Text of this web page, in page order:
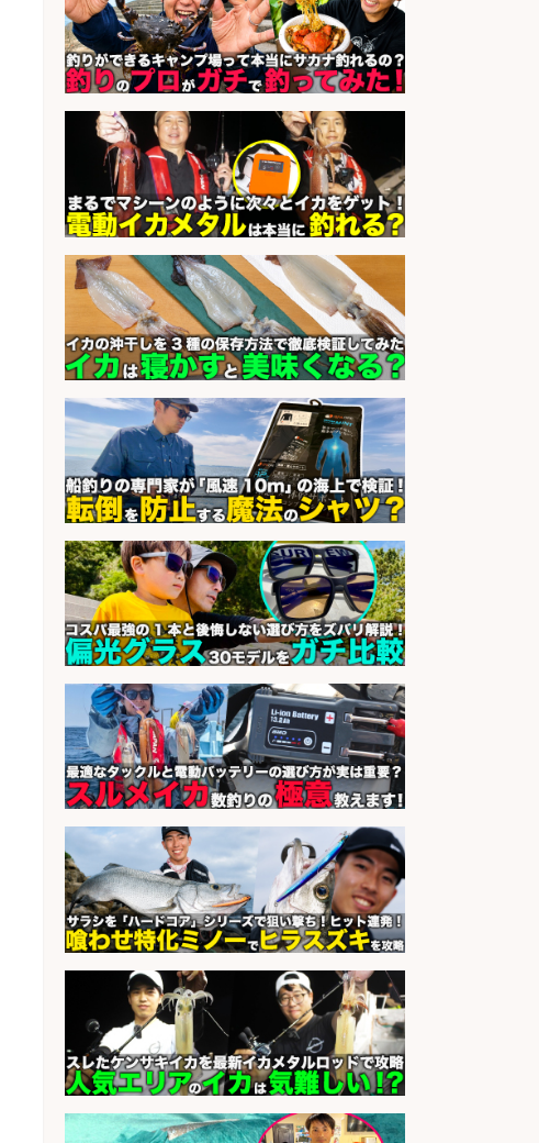
日払いOK!広島市佐伯区でお魚のパ
ック詰めや品出しスタッフ/未経験
歓迎×残業少なめ×週4日〜OK/広島
県/広島市西区
会社名 株式会社ホットスタッフ五日市
sponsored by 求人ボックス
精肉・青果・鮮魚販売/「志布志
市」「時給1,150円〜」志布志市内
でお魚のカットや商品の陳列スタッ
フ/車通勤OK×時間選べる×未経験歓
迎/鹿児島県/志布志市
会社名 株式会社ホットスタッフ鹿児島
sponsored by 求人ボックス
日払いOKで即日収入/軽作業・物流
その他/「9月末までの短期」釣り具
のピッキング作業など/残業少なめ/
日勤&土日休み/未経験OK!
会社名
UTエージェント株式会社 関西第
二CU
sponsored by 求人ボックス
精肉・青果・鮮魚販売/「志布志
市」「時給1,150円〜」志布志市周
辺でお魚のカットや商品の陳列スタ
ッフ/未経験歓迎×残業少なめ×車通
勤OK/鹿児島県/志布志市
会社名 株式会社ホットスタッフ鹿児島
sponsored by 求人ボックス
営業事務/「大津市」「時給1,300
円」小野駅徒歩6分/釣り具メーカー
の物流事務・営業アシスタント/残
業なし×土日祝休み×大型連休あり/
滋賀県/大津市
会社名 株式会社ホットスタッフ滋賀